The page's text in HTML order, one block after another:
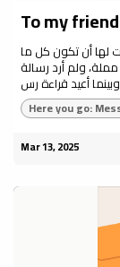
To my
لها أن تكون كل ما
مملة، ولم أرد رسالة
Here you go:
Mar 13, 2025